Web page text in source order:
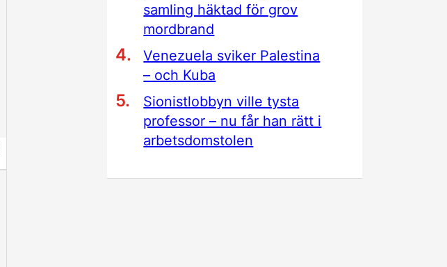
samling häktad för grov
mordbrand
Venezuela sviker Palestina
– och Kuba
Sionistlobbyn ville tysta
professor – nu får han rätt i
arbetsdomstolen